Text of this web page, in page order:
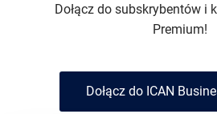
Dołącz do subskrybentów i
Premium!
Dołącz do ICAN